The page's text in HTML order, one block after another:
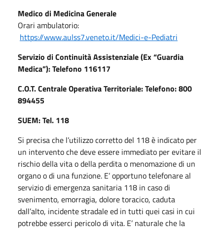
Medico di Medicina Generale
Orari ambulatorio:
https://www.aulss7.veneto.it/Medici-e-Pediatri
Servizio di Continuità Assistenziale (Ex “Guardia
Medica”): Telefono 116117
C.O.T. Centrale Operativa Territoriale: Telefono: 800
894455
SUEM: Tel. 118
Si precisa che l’utilizzo corretto del 118 è indicato per
un intervento che deve essere immediato per evitare il
rischio della vita o della perdita o menomazione di un
organo o di una funzione. E’ opportuno telefonare al
servizio di emergenza sanitaria 118 in caso di
svenimento, emorragia, dolore toracico, caduta
dall’alto, incidente stradale ed in tutti quei casi in cui
potrebbe esserci pericolo di vita. E’ naturale che la